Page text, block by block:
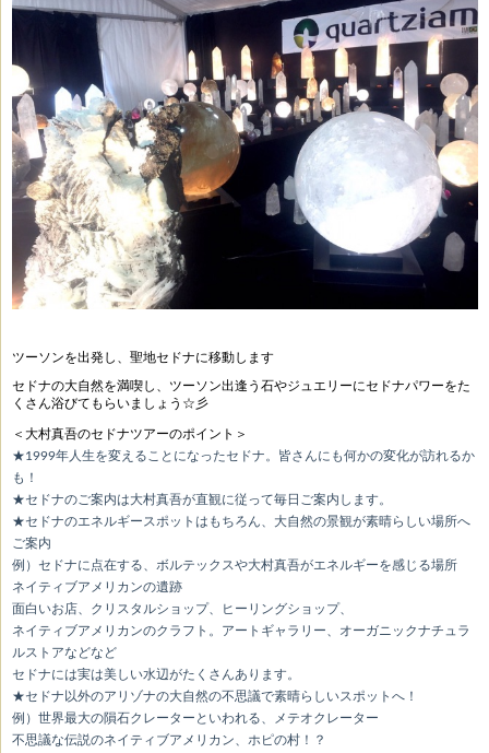
ツーソンを出発し、聖地セドナに移動します
セドナの大自然を満喫し、ツーソン出逢う石やジュエリーにセドナパワーをた
くさん浴びてもらいましょう☆彡
＜大村真吾のセドナツアーのポイント＞
★1999年人生を変えることになったセドナ。皆さんにも何かの変化が訪れるか
も！
★セドナのご案内は大村真吾が直観に従って毎日ご案内します。
★セドナのエネルギースポットはもちろん、大自然の景観が素晴らしい場所へ
ご案内
例）セドナに点在する、ボルテックスや大村真吾がエネルギーを感じる場所
ネイティブアメリカンの遺跡
面白いお店、クリスタルショップ、ヒーリングショップ、
ネイティブアメリカンのクラフト。アートギャラリー、オーガニックナチュラ
ルストアなどなど
セドナには実は美しい水辺がたくさんあります。
★セドナ以外のアリゾナの大自然の不思議で素晴らしいスポットへ！
例）世界最大の隕石クレーターといわれる、メテオクレーター
不思議な伝説のネイティブアメリカン、ホピの村！？